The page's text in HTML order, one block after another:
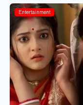
Bangla Serial
Entertainment